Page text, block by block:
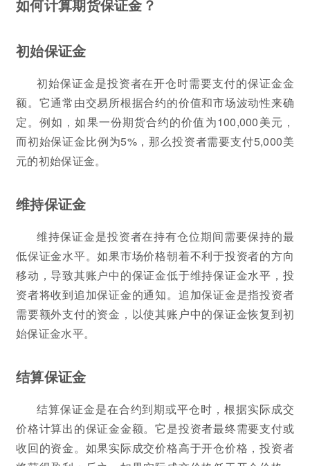
如何计算期货保证金？
初始保证金
初始保证金是投资者在开仓时需要支付的保证金金
额。它通常由交易所根据合约的价值和市场波动性来确
定。例如，如果一份期货合约的价值为100,000美元，
而初始保证金比例为5%，那么投资者需要支付5,000美
元的初始保证金。
维持保证金
维持保证金是投资者在持有仓位期间需要保持的最
低保证金水平。如果市场价格朝着不利于投资者的方向
移动，导致其账户中的保证金低于维持保证金水平，投
资者将收到追加保证金的通知。追加保证金是指投资者
需要额外支付的资金，以使其账户中的保证金恢复到初
始保证金水平。
结算保证金
结算保证金是在合约到期或平仓时，根据实际成交
价格计算出的保证金金额。它是投资者最终需要支付或
收回的资金。如果实际成交价格高于开仓价格，投资者